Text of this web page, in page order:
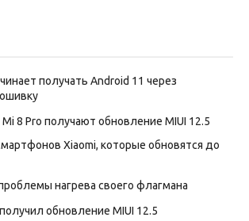
получать Android 11 через
Mi 8 Pro получают обновление MIUI 12.5
Xiaomi, которые обновятся до
нагрева своего флагмана
обновление MIUI 12.5